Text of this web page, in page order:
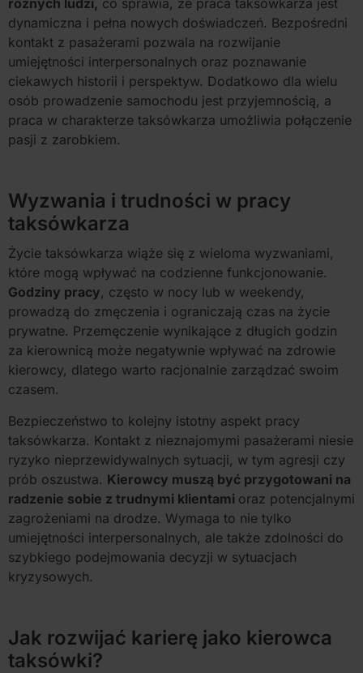
różnych ludzi, co sprawia, że praca taksówkarza jest
dynamiczna i pełna nowych doświadczeń. Bezpośredni
kontakt z pasażerami pozwala na rozwijanie
umiejętności interpersonalnych oraz poznawanie
ciekawych historii i perspektyw. Dodatkowo dla wielu
osób prowadzenie samochodu jest przyjemnością, a
praca w charakterze taksówkarza umożliwia połączenie
pasji z zarobkiem.
Wyzwania i trudności w pracy
taksówkarza
Życie taksówkarza wiąże się z wieloma wyzwaniami,
które mogą wpływać na codzienne funkcjonowanie.
Godziny pracy, często w nocy lub w weekendy,
prowadzą do zmęczenia i ograniczają czas na życie
prywatne. Przemęczenie wynikające z długich godzin
za kierownicą może negatywnie wpływać na zdrowie
kierowcy, dlatego warto racjonalnie zarządzać swoim
czasem.
Bezpieczeństwo to kolejny istotny aspekt pracy
taksówkarza. Kontakt z nieznajomymi pasażerami niesie
ryzyko nieprzewidywalnych sytuacji, w tym agresji czy
prób oszustwa. Kierowcy muszą być przygotowani na
radzenie sobie z trudnymi klientami oraz potencjalnymi
zagrożeniami na drodze. Wymaga to nie tylko
umiejętności interpersonalnych, ale także zdolności do
szybkiego podejmowania decyzji w sytuacjach
kryzysowych.
Jak rozwijać karierę jako kierowca
taksówki?